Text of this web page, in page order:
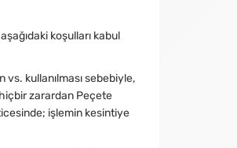
koşulları kabul
kullanılması sebebiyle,
zarardan Peçete
işlemin kesintiye